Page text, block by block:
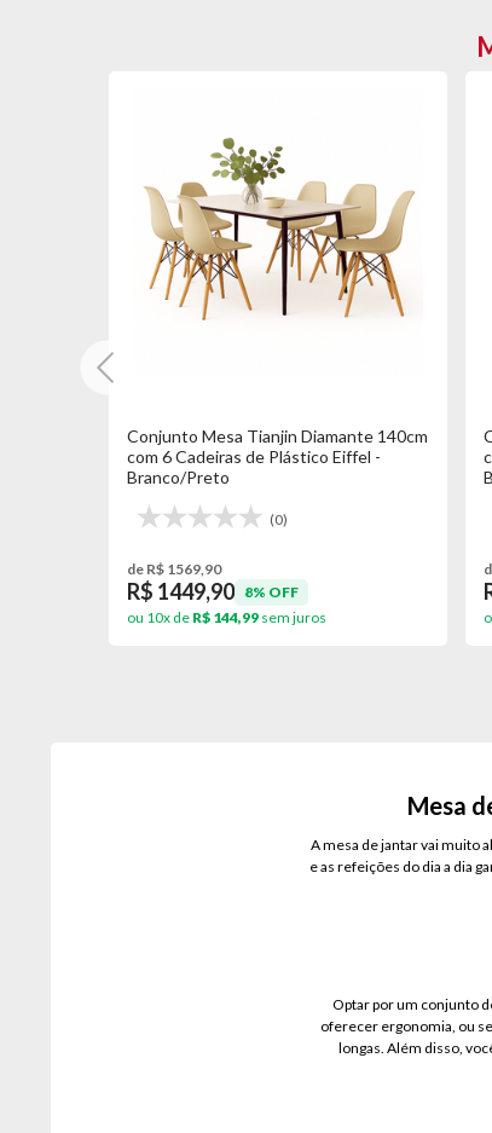
Conjunto Mesa Tianjin Diamante 140cm
com 6 Cadeiras de Plástico Eiffel -
Branco/Preto
(0)
de R$ 1569,90
R$ 1449,90
8% OFF
ou 10x de R$ 144,99sem juros
Mesa
A mesa de jantar vai muito
e as refeições do dia a dia
Optar por um conjunto
oferecer ergonomia, ou
longas. Além disso,